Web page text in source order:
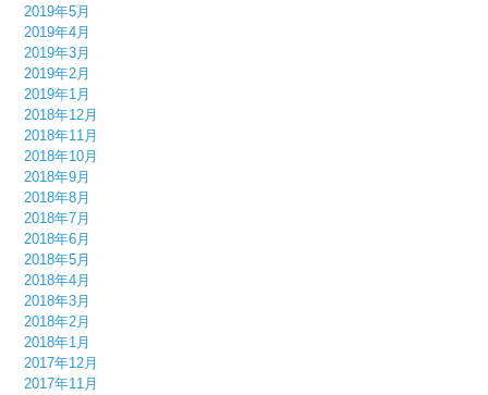
2019年5月
2019年4月
2019年3月
2019年2月
2019年1月
2018年12月
2018年11月
2018年10月
2018年9月
2018年8月
2018年7月
2018年6月
2018年5月
2018年4月
2018年3月
2018年2月
2018年1月
2017年12月
2017年11月